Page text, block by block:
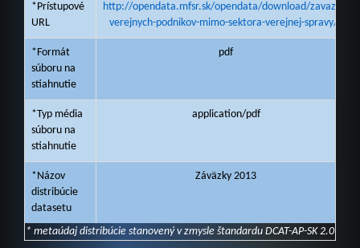
*Prístupové
URL
http://opendata.mfsr.sk/opendata/download/zavazky-
verejnych-podnikov-mimo-sektora-verejnej-spravy/1
*Formát
súboru na
stiahnutie
pdf
*Typ média
súboru na
stiahnutie
application/pdf
*Názov
distribúcie
datasetu
Záväzky 2013
* metaúdaj distribúcie stanovený v zmysle štandardu DCAT-AP-SK 2.0